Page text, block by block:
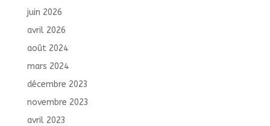
juin 2026
avril 2026
août 2024
mars 2024
décembre 2023
novembre 2023
avril 2023